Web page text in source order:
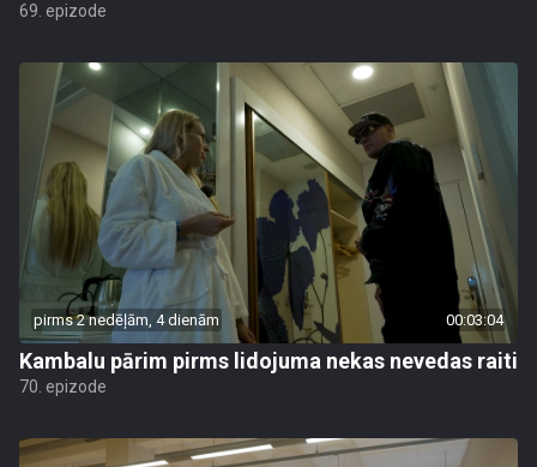
69. epizode
pirms 2 nedēļām, 4 dienām 00:03:04
Kambalu pārim pirms lidojuma nekas nevedas raiti
70. epizode